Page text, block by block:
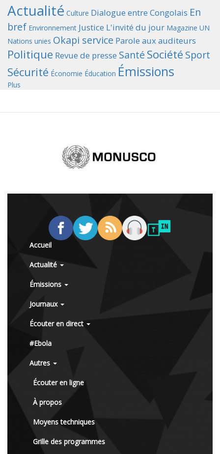
Actualité Culture Dialogue entre Congolais En
bref Environnement Justice L'invité du jour Magazine UN
Nations unies Okapi service Parole aux auditeurs
Politique Revue de presse Santé Société Sport
Sécurité Économie Éducation Émissions
Plus
Accueil
Actualité
Émissions
Journaux
Écouter en direct
#Ebola
Autres
Écouter en ligne
À propos
Moyens techniques
Grille des programmes